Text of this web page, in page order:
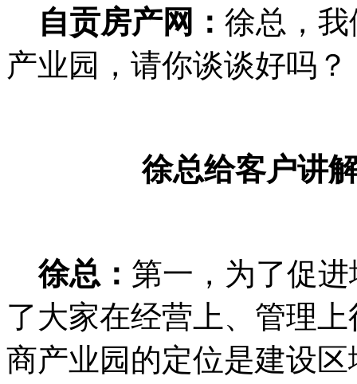
自贡房产网： 徐总，
产业园，请你谈谈好吗？
徐总给客户讲
徐总： 第一，为了促
了大家在经营上、管理
商产业园的定位是建设